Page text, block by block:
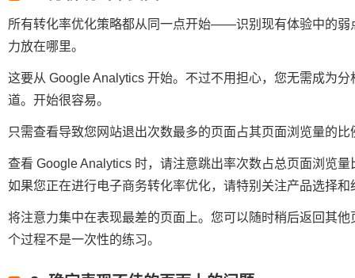
所有转化率优化策略都从同一点开始——识别现有体验中的
力放在哪里。
这要从 Google Analytics 开始。不过不用担心，您无需成为
道。开始很容易。
只需查看导致您网站退出次数最多的页面占其页面浏览量的
查看 Google Analytics 时，请注意跳出率次数占总页面浏览量
如果您正在进行电子商务转化率优化，请特别关注产品选择
将注意力集中在表现最差的页面上。您可以随时稍后返回其
个过程不是一次性的练习。